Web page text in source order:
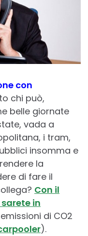
con
chi può,
belle giornate
vada a
i tram,
insomma e
la
di fare il
Con il
in
di CO2
).